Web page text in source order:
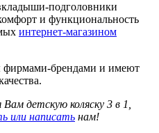
подголовники
и функциональность
интернет-магазином
фирмами-брендами и имеют
детскую коляску 3 в 1,
или написать нам!